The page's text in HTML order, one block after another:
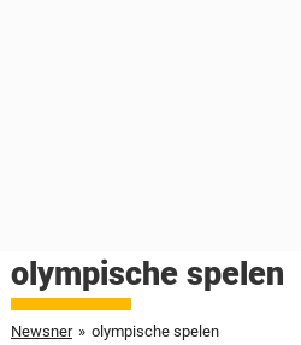
olympische spelen
Newsner » olympische spelen